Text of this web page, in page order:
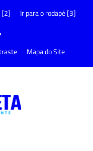
[2] Ir para o rodapé [3]
Mapa do Site